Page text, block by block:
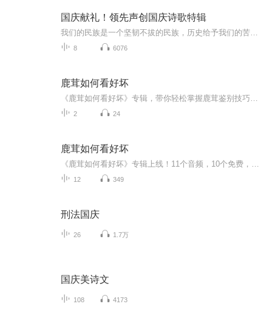
国庆献礼！领先声创国庆诗歌特辑
8 6076
鹿茸如何看好坏
2 24
鹿茸如何看好坏
12 349
刑法国庆
26 1.7万
国庆美诗文
108 4173